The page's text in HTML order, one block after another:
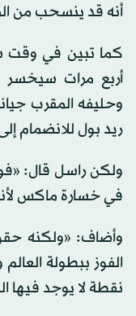
أنه قد ينسحب من
كما تبين في وقت
أربع مرات سيخسر
وحليفه المقرب
ريد بول للانضمام
في خسارة ماكس
وأضاف: «ولكنه
نقطة لا يوجد فيها